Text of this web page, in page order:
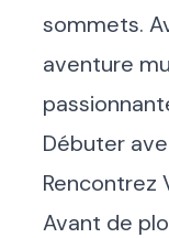
sommets.
aventure
Débuter
Rencontrez
Avant de